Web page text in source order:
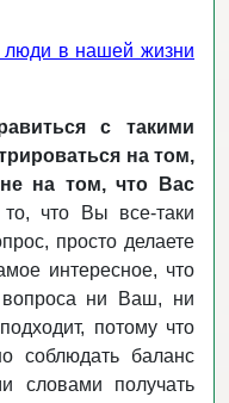
люди в нашей жизни
с такими
на том,
на том, что Вас
что Вы все-таки
просто делаете
интересное, что
ни Ваш, ни
потому что
соблюдать баланс
словами получать